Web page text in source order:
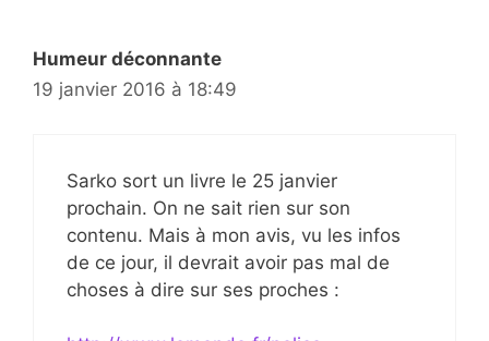
Humeur déconnante
19 janvier 2016 à 18:49
Sarko sort un livre le 25 janvier
prochain. On ne sait rien sur son
contenu. Mais à mon avis, vu les infos
de ce jour, il devrait avoir pas mal de
choses à dire sur ses proches :